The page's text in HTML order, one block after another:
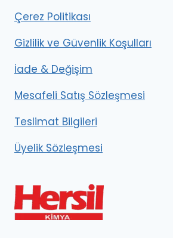
Çerez Politikası
Gizlilik ve Güvenlik Koşulları
İade & Değişim
Mesafeli Satış Sözleşmesi
Teslimat Bilgileri
Üyelik Sözleşmesi